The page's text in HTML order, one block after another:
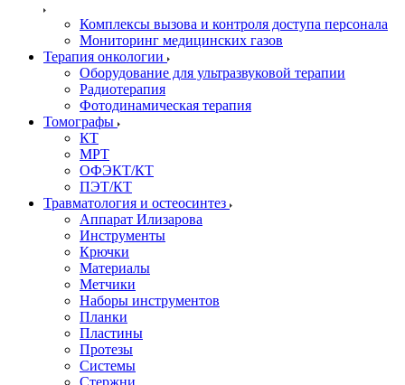
Комплексы вызова и контроля доступа персонала
Мониторинг медицинских газов
Терапия онкологии
Оборудование для ультразвуковой терапии
Радиотерапия
Фотодинамическая терапия
Томографы
КТ
МРТ
ОФЭКТ/КТ
ПЭТ/КТ
Травматология и остеосинтез
Аппарат Илизарова
Инструменты
Крючки
Материалы
Метчики
Наборы инструментов
Планки
Пластины
Протезы
Системы
Стержни